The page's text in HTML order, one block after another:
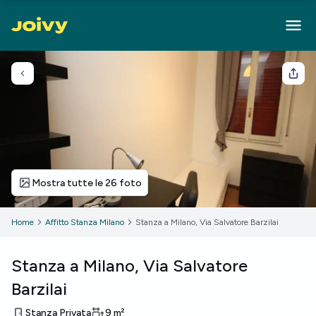
Torna indietro
Mostra tutte le 26 foto
Home Affitto Stanza Milano Stanza a Milano, Via Salvatore Barzilai
Stanza a Milano, Via Salvatore
Barzilai
Stanza Privata 9 m²